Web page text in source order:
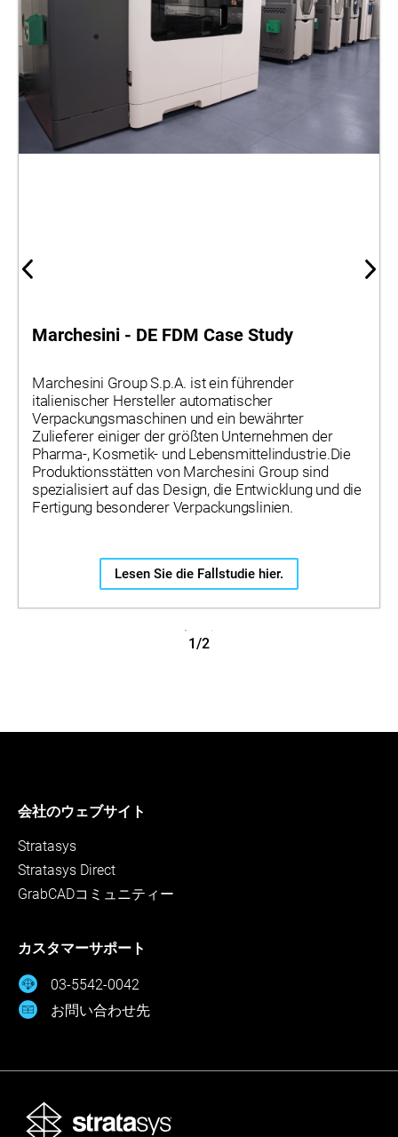
Marchesini - DE FDM Case Study
Marchesini Group S.p.A. ist ein führender
italienischer Hersteller automatischer
Verpackungsmaschinen und ein bewährter
Zulieferer einiger der größten Unternehmen der
Pharma-, Kosmetik- und Lebensmittelindustrie.Die
Produktionsstätten von Marchesini Group sind
spezialisiert auf das Design, die Entwicklung und die
Fertigung besonderer Verpackungslinien.
Lesen Sie die Fallstudie hier.
1/2
会社のウェブサイト
Stratasys
Stratasys Direct
GrabCADコミュニティー
カスタマーサポート
03-5542-0042
お問い合わせ先